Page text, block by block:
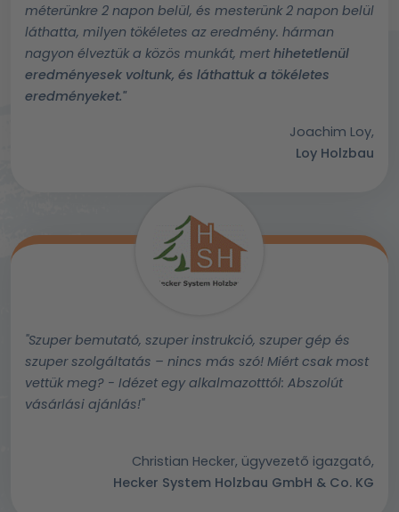
méterünkre 2 napon belül, és mesterünk 2 napon belül
láthatta, milyen tökéletes az eredmény. hárman
nagyon élveztük a közös munkát, merthihetetlenül
eredményesek voltunk, és láthattuk a tökéletes
eredményeket."
Joachim Loy,
Loy Holzbau
"Szuper bemutató, szuper instrukció, szuper gép és
szuper szolgáltatás – nincs más szó! Miért csak most
vettük meg? - Idézet egy alkalmazotttól: Abszolút
vásárlási ajánlás!"
Christian Hecker, ügyvezető igazgató,
Hecker System Holzbau GmbH & Co. KG